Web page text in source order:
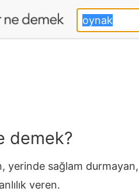
demek?
yerinde sağlam
veren.